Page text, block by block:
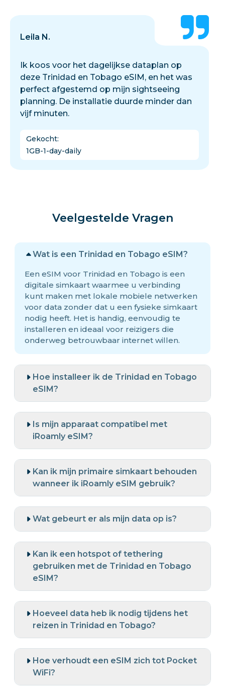
Leila N.
Ik koos voor het dagelijkse dataplan op
deze Trinidad en Tobago eSIM, en het was
perfect afgestemd op mijn sightseeing
planning. De installatie duurde minder dan
vijf minuten.
Gekocht:
1GB-1-day-daily
Veelgestelde Vragen
Wat is een Trinidad en Tobago eSIM?
Een eSIM voor Trinidad en Tobago is een
digitale simkaart waarmee u verbinding
kunt maken met lokale mobiele netwerken
voor data zonder dat u een fysieke simkaart
nodig heeft. Het is handig, eenvoudig te
installeren en ideaal voor reizigers die
onderweg betrouwbaar internet willen.
Hoe installeer ik de Trinidad en Tobago
eSIM?
Is mijn apparaat compatibel met
iRoamly eSIM?
Kan ik mijn primaire simkaart behouden
wanneer ik iRoamly eSIM gebruik?
Wat gebeurt er als mijn data op is?
Kan ik een hotspot of tethering
gebruiken met de Trinidad en Tobago
eSIM?
Hoeveel data heb ik nodig tijdens het
reizen in Trinidad en Tobago?
Hoe verhoudt een eSIM zich tot Pocket
WiFi?